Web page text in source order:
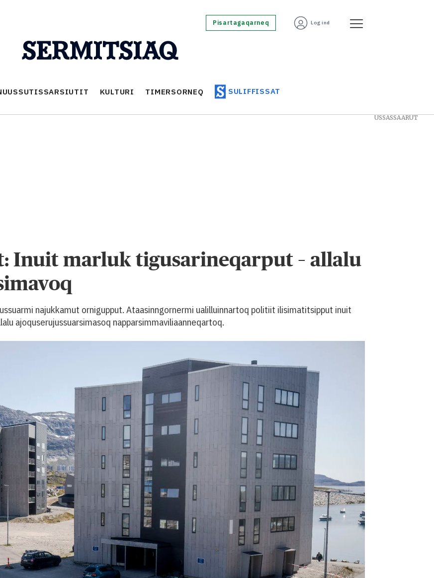
Pisartagaqarneq Log ind
KULTURI TIMERSORNEQ SULIFFISSAT
Inuit marluk tigusarineqarput – allalu
najukkamut ornigupput. Ataasinngornermi ualilluinnartoq politiit ilisimatitsipput inuit
ajoquserujussuarsimasoq napparsimmaviliaanneqartoq.
USSASSAARUT